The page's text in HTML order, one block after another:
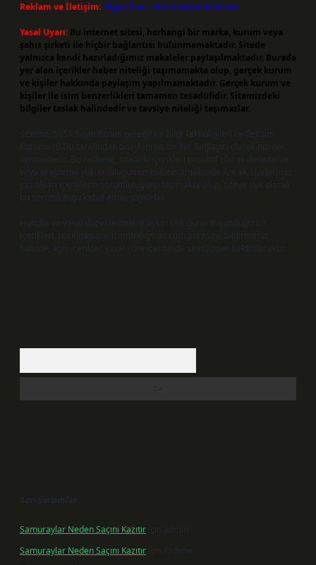
Reklam ve İletişim:Skype: live:.cid.575569c608265c69
Yasal Uyarı: Bu internet sitesi, herhangi bir marka, kurum veya
şahıs şirketi ile hiçbir bağlantısı bulunmamaktadır. Sitede
yalnızca kendi hazırladığımız makaleler paylaşılmaktadır. Burada
yer alan içerikler haber niteliği taşımamakta olup, gerçek kurum
ve kişiler hakkında paylaşım yapılmamaktadır. Gerçek kurum ve
kişiler ile isim benzerlikleri tamamen tesadüfidir. Sitemizdeki
bilgiler taslak halindedir ve tavsiye niteliği taşımazlar.
Sitemiz, 5651 Sayılı Kanun gereğince Bilgi Teknolojileri ve İletişim
Kurumu (BTK) tarafından onaylanmış bir Yer Sağlayıcı olarak hizmet
vermektedir. Bu nedenle, sitedeki içerikleri proaktif olarak denetleme
veya araştırma yükümlülüğümüz bulunmamaktadır. Ancak, üyelerimiz
yazdıkları içeriklerin sorumluluğunu taşımakta olup, siteye üye olarak
bu sorumluluğu kabul etmiş sayılırlar.
Hukuka ve yasal düzenlemelere aykırı olduğunu düşündüğünüz
içerikleri, backlinkpanelicomtr@gmail.com adresine bildirmeniz
halinde, ilgili içerikler yasal süre içerisinde sitemizden kaldırılacaktır.
Son yorumlar
Samuraylar Neden Saçını Kazıtır için
admin
Samuraylar Neden Saçını Kazıtır için
Fadime